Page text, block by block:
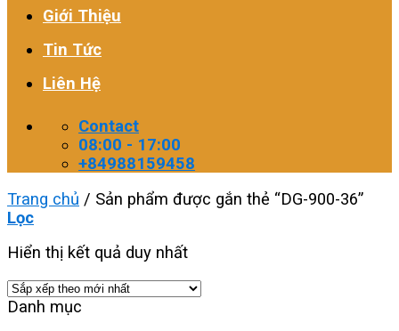
Giới Thiệu
Tin Tức
Liên Hệ
Contact
08:00 - 17:00
+84988159458
Trang chủ / Sản phẩm được gắn thẻ “DG-900-36”
Lọc
Hiển thị kết quả duy nhất
Danh mục